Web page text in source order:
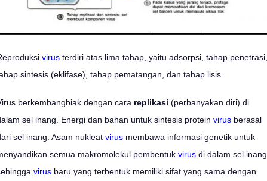
virus terdiri atas lima tahap, yaitu adsorpsi, tahap penetrasi,
sintesis (eklifase), tahap pematangan, dan tahap lisis.
berkembangbiak dengan cara replikasi (perbanyakan diri) di
sel inang. Energi dan bahan untuk sintesis protein virus berasal
sel inang. Asam nukleat virus membawa informasi genetik untuk
semua makromolekul pembentuk virus di dalam sel inang
virus baru yang terbentuk memiliki sifat yang sama dengan